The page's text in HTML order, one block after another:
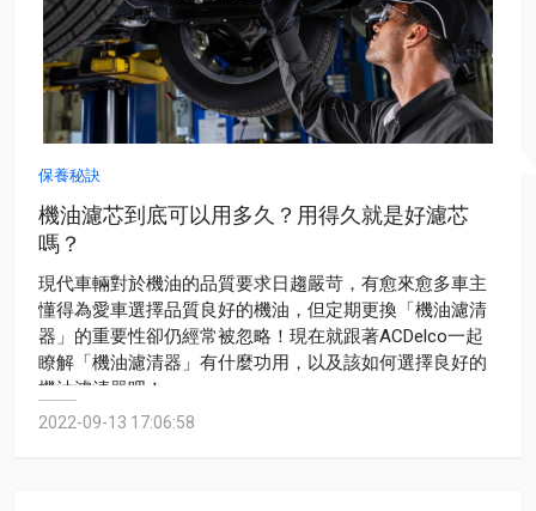
保養秘訣
機油濾芯到底可以用多久？用得久就是好濾芯
嗎？
2022-09-13 17:06:58
現代車輛對於機油的品質要求日趨嚴苛，有愈來愈多車主
懂得為愛車選擇品質良好的機油，但定期更換「機油濾清
器」的重要性卻仍經常被忽略！現在就跟著ACDelco一起
瞭解「機油濾清器」有什麼功用，以及該如何選擇良好的
機油濾清器吧！